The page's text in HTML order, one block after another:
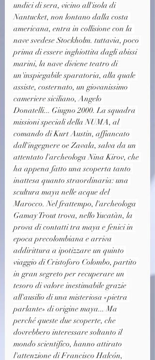
undici di sera, vicino all'isola di
Nantucket, non lontano dalla costa
americana, entra in collisione con la
nave svedese Stockholm. tuttavia, poco
prima di essere inghiottita dagli abissi
marini, la nave diviene teatro di
un'inspiegabile sparatoria, alla quale
assiste, costernato, un giovanissimo
cameriere siciliano, Angelo
Donatelli... Giugno 2000. La squadra
missioni speciali della NUMA, al
comando di Kurt Austin, affiancato
dall'ingegnere oe Zavala, salva da un
attentato l'archeologa Nina Kirov, che
ha appena fatto una scoperta tanto
inattesa quanto straordinaria: una
scultura maya nelle acque del
Marocco. Nel frattempo, l'archeologa
Gamay Trout trova, nello Yucatàn, la
prova di contatti tra maya e fenici in
epoca precolombiana e arriva
addirittura a ipotizzare un quinto
viaggio di Cristoforo Colombo, partito
in gran segreto per recuperare un
tesoro di valore inestimabile grazie
all'ausilio di una misteriosa «pietra
parlante» di origine maya... Ma
perché queste due scoperte, che
dovrebbero interessare soltanto il
mondo scientifico, hanno attirato
l'attenzione di Francisco Halcón,